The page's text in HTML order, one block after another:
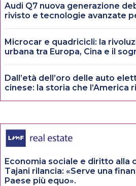
Audi Q7 nuova generazione
rivisto e tecnologie avanzate
Microcar e quadricicli: la
urbana tra Europa, Cina e il
Dall’età dell’oro delle auto
cinese: la storia che l’America
Economia sociale e diritto alla
Tajani rilancia: «Serve una
Paese più equo».